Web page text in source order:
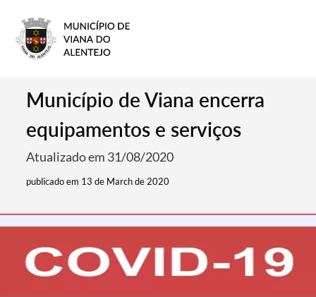
Município de Viana encerra
equipamentos e serviços
Atualizado em 31/08/2020
publicado em 13 de March de 2020